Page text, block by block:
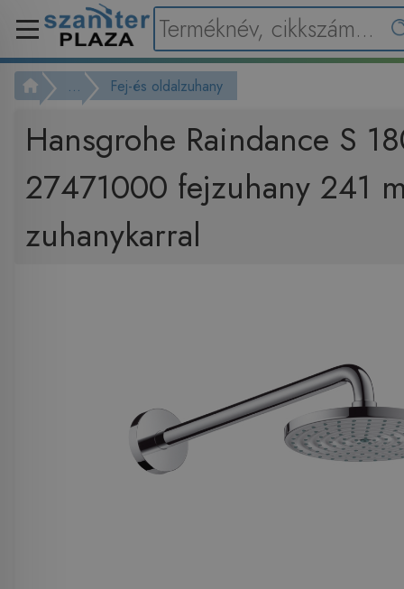
... Fej-és oldalzuhany
Hansgrohe Raindance S
27471000 fejzuhany 241
zuhanykarral